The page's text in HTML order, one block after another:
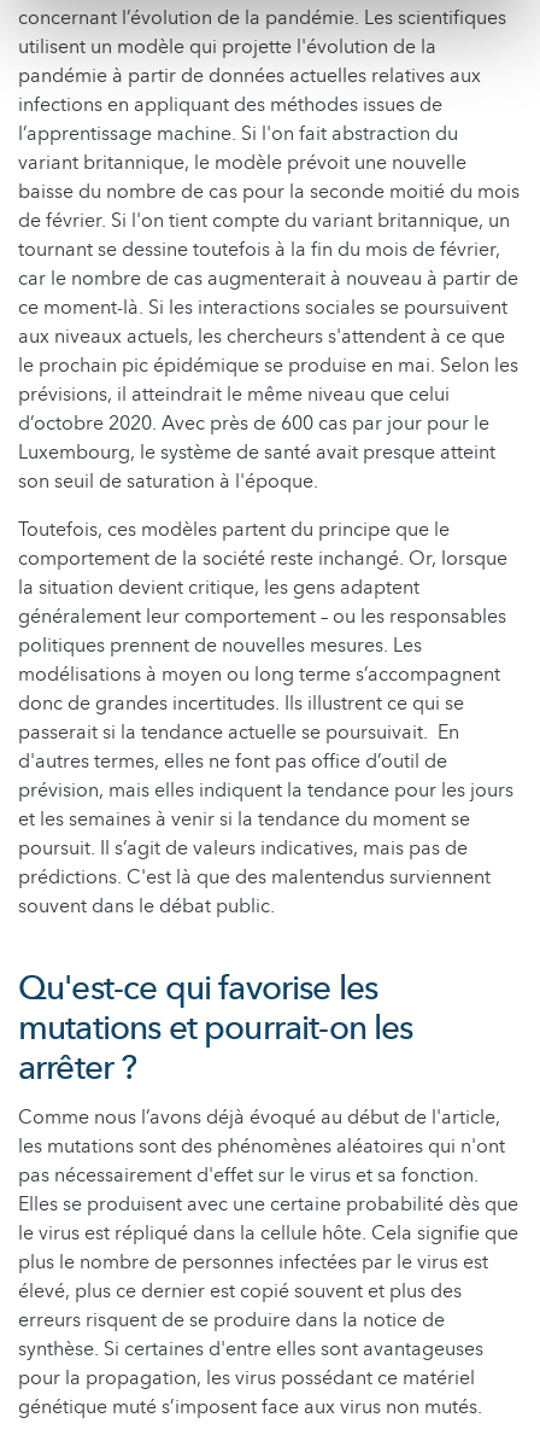
concernant l’évolution de la pandémie. Les scientifiques
utilisent un modèle qui projette l'évolution de la
pandémie à partir de données actuelles relatives aux
infections en appliquant des méthodes issues de
l’apprentissage machine. Si l'on fait abstraction du
variant britannique, le modèle prévoit une nouvelle
baisse du nombre de cas pour la seconde moitié du mois
de février. Si l'on tient compte du variant britannique, un
tournant se dessine toutefois à la fin du mois de février,
car le nombre de cas augmenterait à nouveau à partir de
ce moment-là. Si les interactions sociales se poursuivent
aux niveaux actuels, les chercheurs s'attendent à ce que
le prochain pic épidémique se produise en mai. Selon les
prévisions, il atteindrait le même niveau que celui
d’octobre 2020. Avec près de 600 cas par jour pour le
Luxembourg, le système de santé avait presque atteint
son seuil de saturation à l'époque.
Toutefois, ces modèles partent du principe que le
comportement de la société reste inchangé. Or, lorsque
la situation devient critique, les gens adaptent
généralement leur comportement – ou les responsables
politiques prennent de nouvelles mesures. Les
modélisations à moyen ou long terme s’accompagnent
donc de grandes incertitudes. Ils illustrent ce qui se
passerait si la tendance actuelle se poursuivait. En
d'autres termes, elles ne font pas office d’outil de
prévision, mais elles indiquent la tendance pour les jours
et les semaines à venir si la tendance du moment se
poursuit. Il s’agit de valeurs indicatives, mais pas de
prédictions. C'est là que des malentendus surviennent
souvent dans le débat public.
Qu'est-ce qui favorise les
mutations et pourrait-on les
arrêter ?
Comme nous l’avons déjà évoqué au début de l'article,
les mutations sont des phénomènes aléatoires qui n'ont
pas nécessairement d'effet sur le virus et sa fonction.
Elles se produisent avec une certaine probabilité dès que
le virus est répliqué dans la cellule hôte. Cela signifie que
plus le nombre de personnes infectées par le virus est
élevé, plus ce dernier est copié souvent et plus des
erreurs risquent de se produire dans la notice de
synthèse. Si certaines d'entre elles sont avantageuses
pour la propagation, les virus possédant ce matériel
génétique muté s’imposent face aux virus non mutés.